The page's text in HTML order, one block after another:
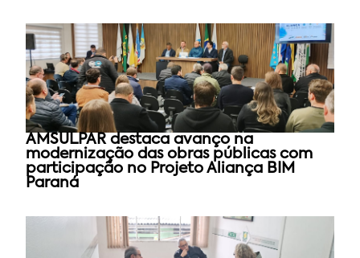
AMSULPAR destaca avanço na
modernização das obras públicas com
participação no Projeto Aliança BIM
Paraná